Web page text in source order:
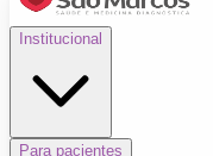
Institucional
Para pacientes